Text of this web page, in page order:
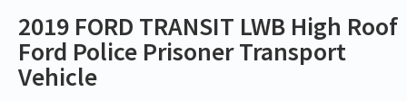
2019 FORD TRANSIT LWB High Roof
Ford Police Prisoner Transport
Vehicle